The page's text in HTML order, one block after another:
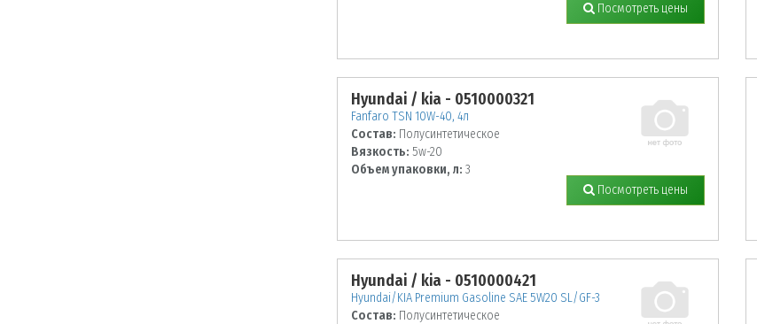
Посмотреть цены
Hyundai / kia - 0510000321
Fanfaro TSN 10W-40, 4л
Состав: Полусинтетическое
Вязкость: 5w-20
Объем упаковки, л: 3
Посмотреть цены
Hyundai / kia - 0510000421
Hyundai/KIA Premium Gasoline SAE 5W20 SL/GF-3
Состав: Полусинтетическое